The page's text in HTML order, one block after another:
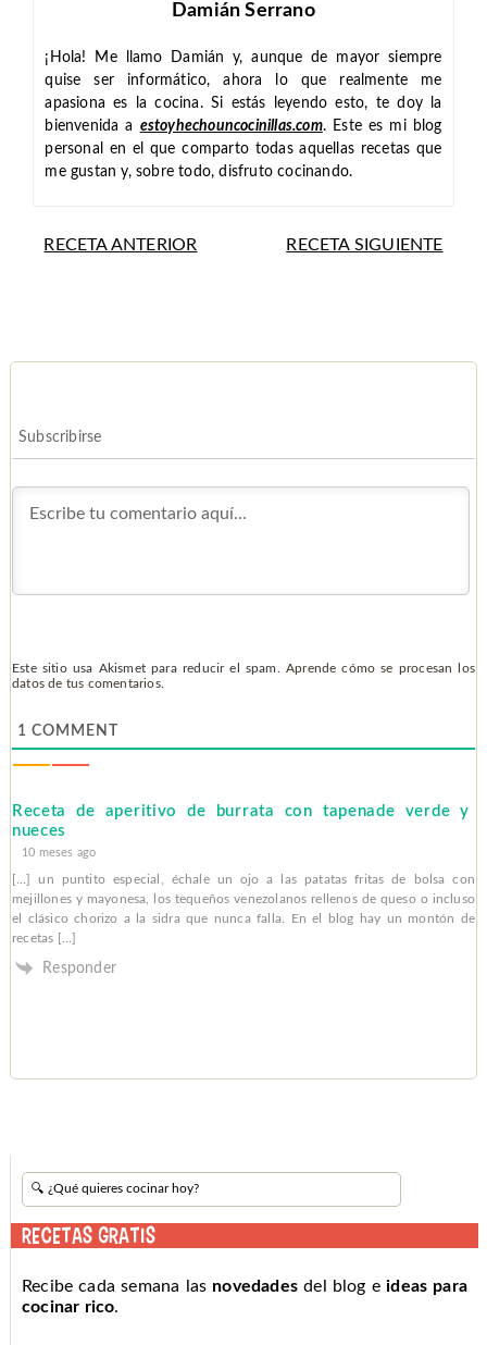
Damián Serrano
¡Hola! Me llamo Damián y, aunque de mayor siempre
quise ser informático, ahora lo que realmente me
apasiona es la cocina. Si estás leyendo esto, te doy la
bienvenida a estoyhechouncocinillas.com. Este es mi blog
personal en el que comparto todas aquellas recetas que
me gustan y, sobre todo, disfruto cocinando.
RECETA ANTERIOR RECETA SIGUIENTE
Subscribirse
Este sitio usa Akismet para reducir el spam. Aprende cómo se procesan los
datos de tus comentarios.
1 COMMENT
Receta de aperitivo de burrata con tapenade verde y
nueces
10 meses ago
[…] un puntito especial, échale un ojo a las patatas fritas de bolsa con
mejillones y mayonesa, los tequeños venezolanos rellenos de queso o incluso
el clásico chorizo a la sidra que nunca falla. En el blog hay un montón de
recetas […]
Responder
RECETAS GRATIS
Recibe cada semana las novedades del blog eideas para
cocinar rico.